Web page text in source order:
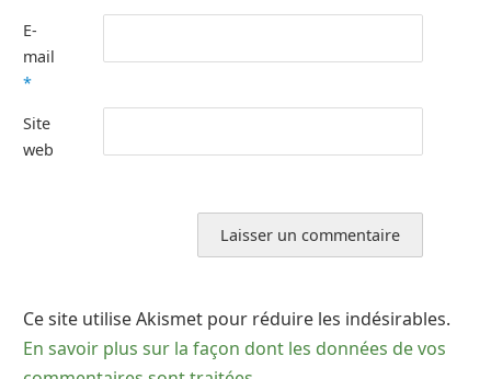
E-
mail
*
Site
web
Ce site utilise Akismet pour réduire les indésirables.
En savoir plus sur la façon dont les données de vos